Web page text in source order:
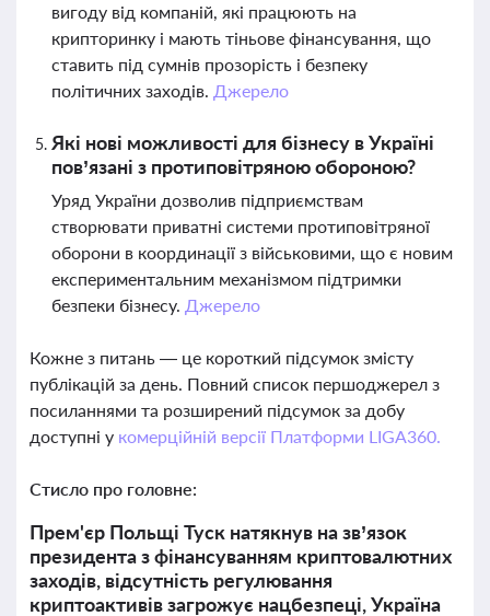
вигоду від компаній, які працюють на
крипторинку і мають тіньове фінансування, що
ставить під сумнів прозорість і безпеку
політичних заходів. Джерело
Які нові можливості для бізнесу в Україні
пов’язані з протиповітряною обороною?
Уряд України дозволив підприємствам
створювати приватні системи протиповітряної
оборони в координації з військовими, що є новим
експериментальним механізмом підтримки
безпеки бізнесу. Джерело
Кожне з питань — це короткий підсумок змісту
публікацій за день. Повний список першоджерел з
посиланнями та розширений підсумок за добу
доступні у комерційній версії Платформи LIGA360.
Стисло про головне:
Прем'єр Польщі Туск натякнув на зв’язок
президента з фінансуванням криптовалютних
заходів, відсутність регулювання
криптоактивів загрожує нацбезпеці, Україна